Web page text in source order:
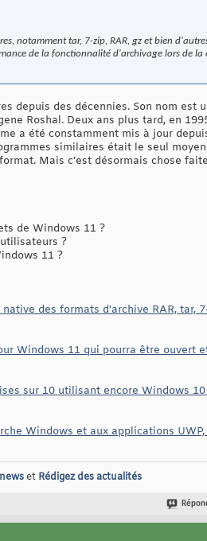
notamment tar, 7-zip, RAR, gz et bien
de la fonctionnalité d'archivage lors de la
depuis des décennies. Son nom est
Roshal. Deux ans plus tard, en
a été constamment mis à jour
similaires était le seul
Mais c'est désormais chose
de Windows 11 ?
?
11 ?
des formats d'archive RAR, tar,
Windows 11 qui pourra être ouvert
sur 10 utilisant encore Windows
Windows et aux applications
et Rédigez des actualités